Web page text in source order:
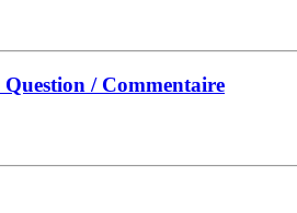
Question / Commentaire